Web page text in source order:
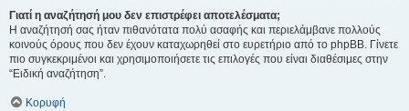
Γιατί η αναζήτησή μου δεν επιστρέφει αποτελέσματα;
Η αναζήτησή σας ήταν πιθανότατα πολύ ασαφής και περιελάμβανε πολλούς
κοινούς όρους που δεν έχουν καταχωρηθεί στο ευρετήριο από το phpBB. Γίνετε
πιο συγκεκριμένοι και χρησιμοποιήσετε τις επιλογές που είναι διαθέσιμες στην
“Ειδική αναζήτηση”.
Κορυφή